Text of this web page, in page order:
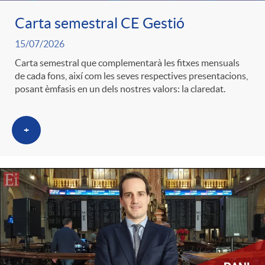
c
a
d
o
r
d
Carta semestral CE Gestió
15/07/2026
Carta semestral que complementarà les fitxes mensuals
de cada fons, així com les seves respectives presentacions,
posant èmfasis en un dels nostres valors: la claredat.
+